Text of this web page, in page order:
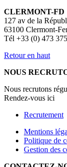
CLERMONT-FD
127 av de la
63100 Clermont-
Tél +33 (0) 473
Retour en haut
NOUS
Nous recrutons
Rendez-vous ici
Recrutement
Mentions
Politique de
Gestion des